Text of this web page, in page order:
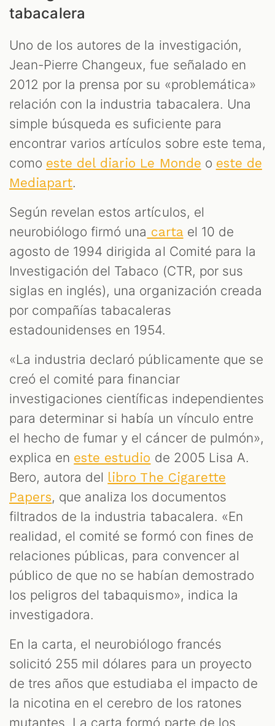
tabacalera
Uno de los autores de la investigación,
Jean-Pierre Changeux, fue señalado en
2012 por la prensa por su «problemática»
relación con la industria tabacalera. Una
simple búsqueda es suficiente para
encontrar varios artículos sobre este tema,
como este del diario Le Monde o este de
Mediapart.
Según revelan estos artículos, el
neurobiólogo firmó una cartael 10 de
agosto de 1994 dirigida al Comité para la
Investigación del Tabaco (CTR, por sus
siglas en inglés), una organización creada
por compañías tabacaleras
estadounidenses en 1954.
«La industria declaró públicamente que se
creó el comité para financiar
investigaciones científicas independientes
para determinar si había un vínculo entre
el hecho de fumar y el cáncer de pulmón»,
explica en este estudio de 2005 Lisa A.
Bero, autora del libro The Cigarette
Papers, que analiza los documentos
filtrados de la industria tabacalera. «En
realidad, el comité se formó con fines de
relaciones públicas, para convencer al
público de que no se habían demostrado
los peligros del tabaquismo», indica la
investigadora.
En la carta, el neurobiólogo francés
solicitó 255 mil dólares para un proyecto
de tres años que estudiaba el impacto de
la nicotina en el cerebro de los ratones
mutantes. La carta formó parte de los